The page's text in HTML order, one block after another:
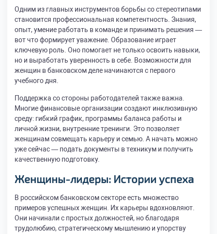
Одним из главных инструментов борьбы со стереотипами
становится профессиональная компетентность. Знания,
опыт, умение работать в команде и принимать решения —
вот что формирует уважение. Образование играет
ключевую роль. Оно помогает не только освоить навыки,
но и выработать уверенность в себе. Возможности для
женщин в банковском деле начинаются с первого
учебного дня.
Поддержка со стороны работодателей также важна.
Многие финансовые организации создают инклюзивную
среду: гибкий график, программы баланса работы и
личной жизни, внутренние тренинги. Это позволяет
женщинам совмещать карьеру и семью. А начать можно
уже сейчас — подать документы в техникум и получить
качественную подготовку.
Женщины-лидеры: Истории успеха
В российском банковском секторе есть множество
примеров успешных женщин. Их карьеры вдохновляют.
Они начинали с простых должностей, но благодаря
трудолюбию, стратегическому мышлению и упорству